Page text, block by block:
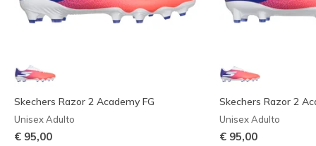
Skechers Razor 2 Academy FG
Unisex Adulto
€ 95,00
Skechers Razor 2
Unisex Adulto
€ 95,00